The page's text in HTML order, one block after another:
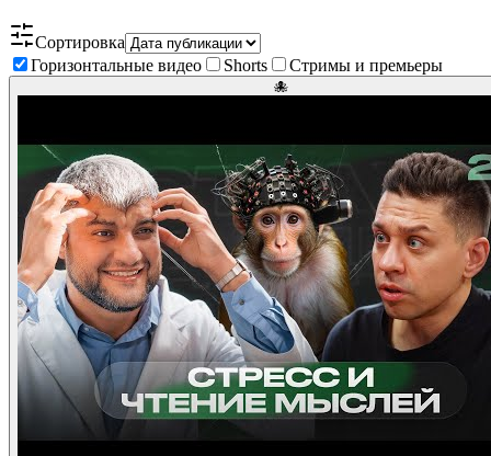
Сортировка
Горизонтальные видео
Shorts Стримы и премьеры
🐙